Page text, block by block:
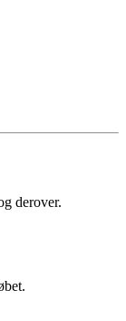
derover.